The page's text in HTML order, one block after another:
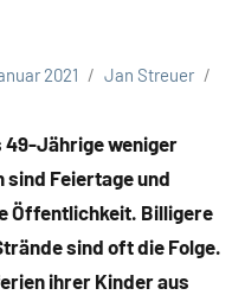
2021 Jan Streuer
49-Jährige weniger
sind Feiertage und
Öffentlichkeit. Billigere
sind oft die Folge.
ihrer Kinder aus